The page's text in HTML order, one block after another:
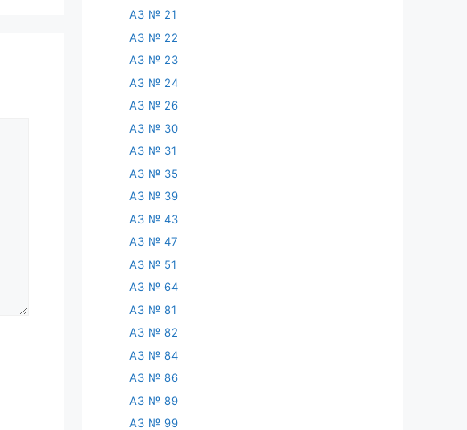
АЗ № 21
АЗ № 22
АЗ № 23
АЗ № 24
АЗ № 26
АЗ № 30
АЗ № 31
АЗ № 35
АЗ № 39
АЗ № 43
АЗ № 47
АЗ № 51
АЗ № 64
АЗ № 81
АЗ № 82
АЗ № 84
АЗ № 86
АЗ № 89
АЗ № 99